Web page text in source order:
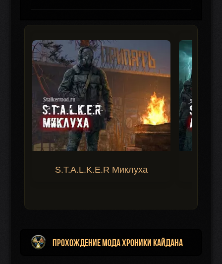
S.T.A.L.K.E.R Миклуха
Прохождение мода Хроники Кайдана